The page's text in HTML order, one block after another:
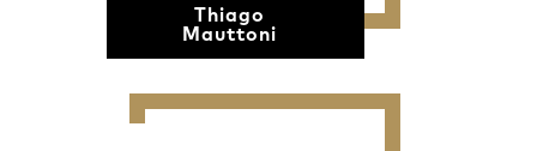
Thiago
Mauttoni